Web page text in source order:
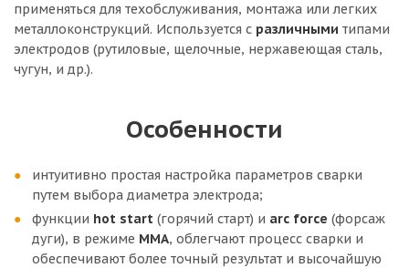
применяться для техобслуживания, монтажа или легких
металлоконструкций. Используется с различными типами
электродов (рутиловые, щелочные, нержавеющая сталь,
чугун, и др.).
Особенности
интуитивно простая настройка параметров сварки
путем выбора диаметра электрода;
функции hot start (горячий старт) и arc force (форсаж
дуги), в режиме MMA, облегчают процесс сварки и
обеспечивают более точный результат и высочайшую